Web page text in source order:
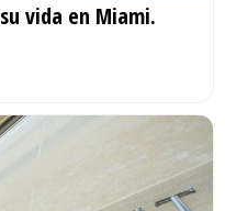
vida en Miami.